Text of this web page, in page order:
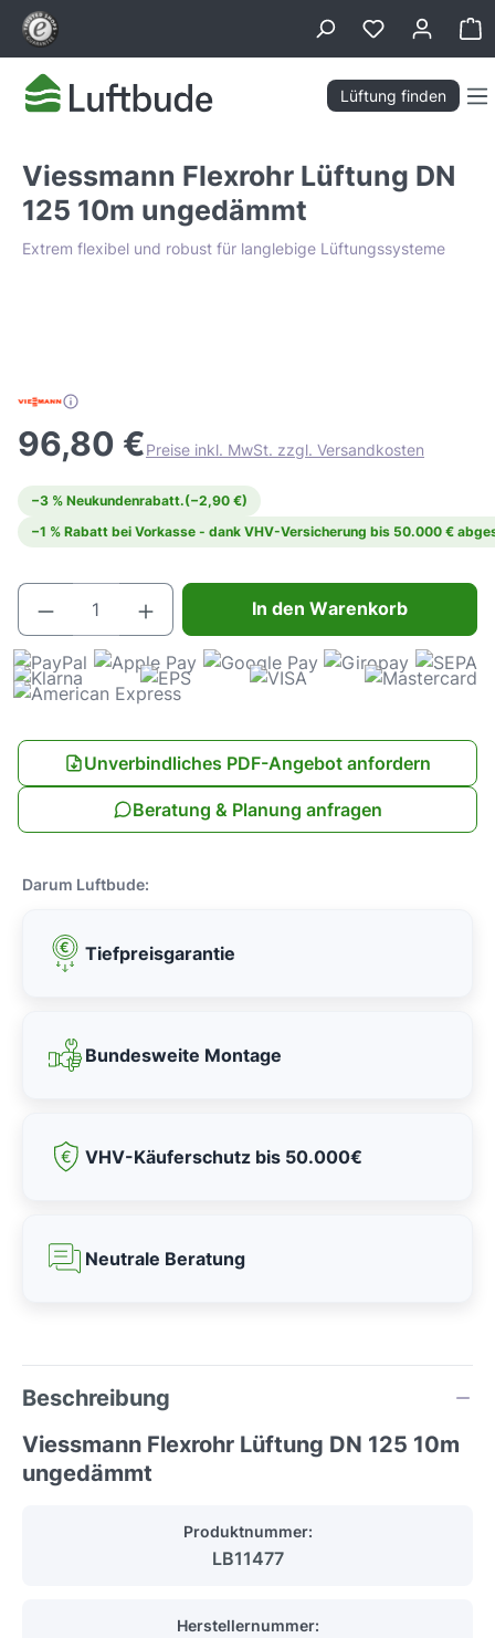
springen
Lüftung finden
Viessmann Flexrohr Lüftung DN
125 10m ungedämmt
Extrem flexibel und robust für langlebige Lüftungssysteme
Tiefpreis Garantie
96,80 €Preise inkl. MwSt. zzgl. Versandkosten
−3 % Neukundenrabatt.(−2,90 €)
−1 % Rabatt bei Vorkasse - dank VHV-Versicherung bis 50.000 €
Produkt Anzahl: Gib den gewünschten
In den Warenkorb
Unverbindliches PDF-Angebot anfordern
Beratung & Planung anfragen
Darum Luftbude:
Tiefpreisgarantie
Bundesweite Montage
VHV-Käuferschutz bis 50.000€
Neutrale Beratung
Beschreibung
Viessmann Flexrohr Lüftung DN 125 10m
ungedämmt
Produktnummer:
LB11477
Herstellernummer: